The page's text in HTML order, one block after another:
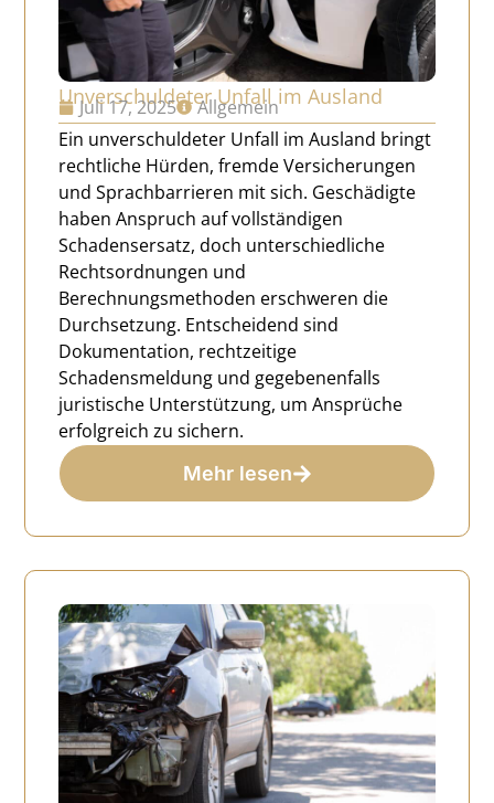
Unverschuldeter Unfall im Ausland
Juli 17, 2025
Allgemein
Ein unverschuldeter Unfall im Ausland bringt
rechtliche Hürden, fremde Versicherungen
und Sprachbarrieren mit sich. Geschädigte
haben Anspruch auf vollständigen
Schadensersatz, doch unterschiedliche
Rechtsordnungen und
Berechnungsmethoden erschweren die
Durchsetzung. Entscheidend sind
Dokumentation, rechtzeitige
Schadensmeldung und gegebenenfalls
juristische Unterstützung, um Ansprüche
erfolgreich zu sichern.
Mehr lesen